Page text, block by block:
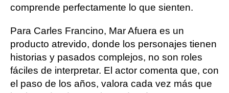
comprende perfectamente lo que sienten.
Para Carles Francino, Mar Afuera es un
producto atrevido, donde los personajes tienen
historias y pasados complejos, no son roles
fáciles de interpretar. El actor comenta que, con
el paso de los años, valora cada vez más que